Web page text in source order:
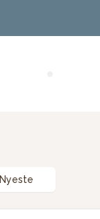
Nyeste